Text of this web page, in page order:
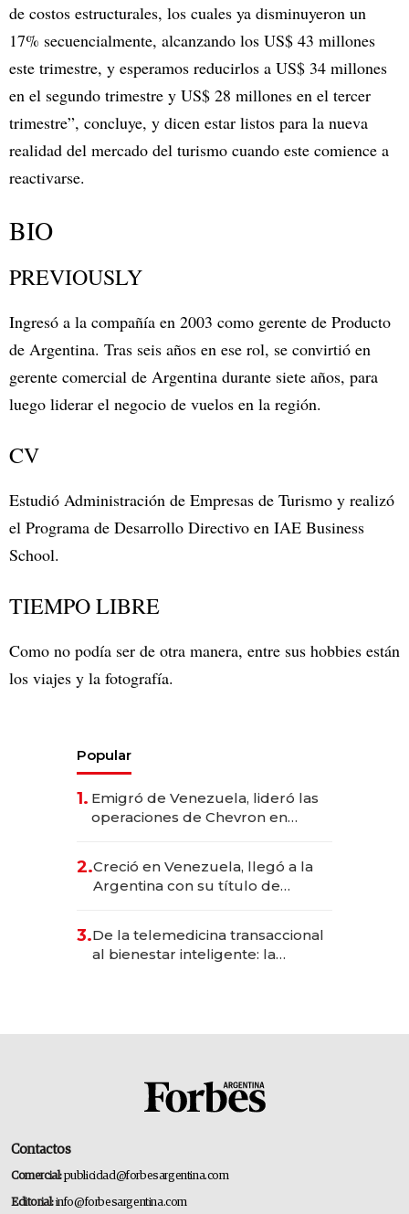
de costos estructurales, los cuales ya disminuyeron un
17% secuencialmente, alcanzando los US$ 43 millones
este trimestre, y esperamos reducirlos a US$ 34 millones
en el segundo trimestre y US$ 28 millones en el tercer
trimestre”, concluye, y dicen estar listos para la nueva
realidad del mercado del turismo cuando este comience a
reactivarse.
BIO
PREVIOUSLY
Ingresó a la compañía en 2003 como gerente de Producto
de Argentina. Tras seis años en ese rol, se convirtió en
gerente comercial de Argentina durante siete años, para
luego liderar el negocio de vuelos en la región.
CV
Estudió Administración de Empresas de Turismo y realizó
el Programa de Desarrollo Directivo en IAE Business
School.
TIEMPO LIBRE
Como no podía ser de otra manera, entre sus hobbies están
los viajes y la fotografía.
Popular
1. Emigró de Venezuela, lideró las
operaciones de Chevron en
2.Creció en Venezuela, llegó a la
Argentina con su título de
las marcas "fast premium"
3.De la telemedicina transaccional
al bienestar inteligente: la
Contactos
Comercial:publicidad@forbesargentina.com
Editorial:info@forbesargentina.com